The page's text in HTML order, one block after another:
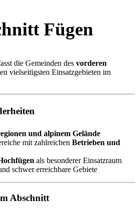
Fügen
die Gemeinden des vorderen
vielseitigsten Einsatzgebieten im
und alpinem Gelände
mit zahlreichen Betrieben und
als besonderer Einsatzraum
schwer erreichbare Gebiete
Abschnitt